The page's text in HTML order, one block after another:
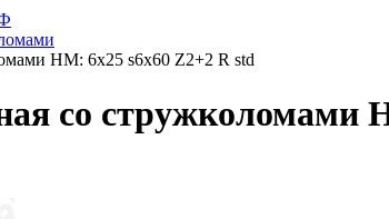
HM: 6x25 s6x60 Z2+2 R std
со стружколомами